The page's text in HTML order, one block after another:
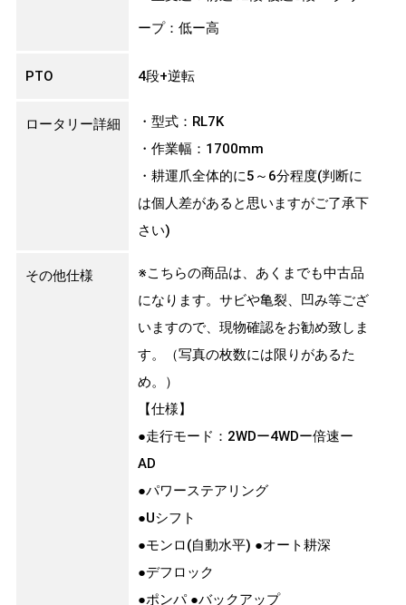
ープ：低ー高
PTO 4段+逆転
ロータリー詳細
・型式：RL7K
・作業幅：1700mm
・耕運爪全体的に5～6分程度(判断に
は個人差があると思いますがご了承下
さい)
その他仕様
※こちらの商品は、あくまでも中古品
になります。サビや亀裂、凹み等ござ
いますので、現物確認をお勧め致しま
す。（写真の枚数には限りがあるた
め。）
【仕様】
●走行モード：2WDー4WDー倍速ー
AD
●パワーステアリング
●Uシフト
●モンロ(自動水平) ●オート耕深
●デフロック
●ポンパ ●バックアップ